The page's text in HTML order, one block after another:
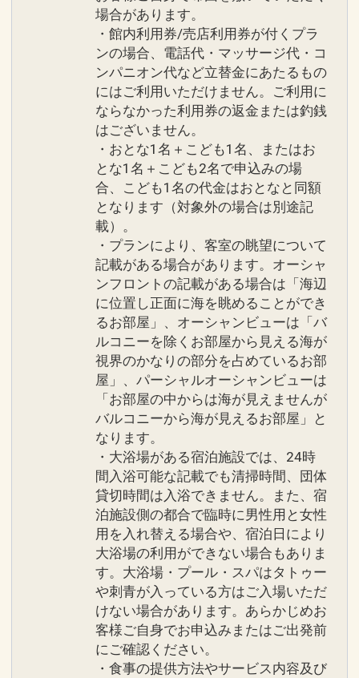
場合があります。
・館内利用券/売店利用券が付くプラ
ンの場合、電話代・マッサージ代・コ
ンパニオン代など立替金にあたるもの
にはご利用いただけません。ご利用に
ならなかった利用券の返金または釣銭
はございません。
・おとな1名＋こども1名、またはお
とな1名＋こども2名で申込みの場
合、こども1名の代金はおとなと同額
となります（対象外の場合は別途記
載）。
・プランにより、客室の眺望について
記載がある場合があります。オーシャ
ンフロントの記載がある場合は「海辺
に位置し正面に海を眺めることができ
るお部屋」、オーシャンビューは「バ
ルコニーを除くお部屋から見える海が
視界のかなりの部分を占めているお部
屋」、パーシャルオーシャンビューは
「お部屋の中からは海が見えませんが
バルコニーから海が見えるお部屋」と
なります。
・大浴場がある宿泊施設では、24時
間入浴可能な記載でも清掃時間、団体
貸切時間は入浴できません。また、宿
泊施設側の都合で臨時に男性用と女性
用を入れ替える場合や、宿泊日により
大浴場の利用ができない場合もありま
す。大浴場・プール・スパはタトゥー
や刺青が入っている方はご入場いただ
けない場合があります。あらかじめお
客様ご自身でお申込みまたはご出発前
にご確認ください。
・食事の提供方法やサービス内容及び